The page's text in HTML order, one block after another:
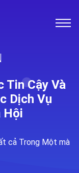
Tin Cậy Và
Dịch Vụ
Hội
cả Trong Một mà